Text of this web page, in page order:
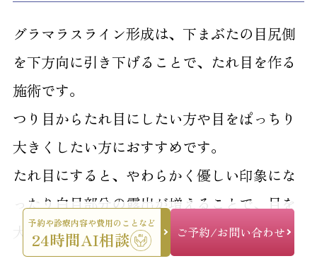
グラマラスライン形成は、下まぶたの目尻側
を下方向に引き下げることで、たれ目を作る
施術です。
つり目からたれ目にしたい方や目をぱっちり
大きくしたい方におすすめです。
たれ目にすると、やわらかく優しい印象にな
ったり白目部分の露出が増えることで、目を
大きくしたりすることができます。
予約や診療内容や費用のことなど
24時間AI相談 ご予約/お問い合わせ